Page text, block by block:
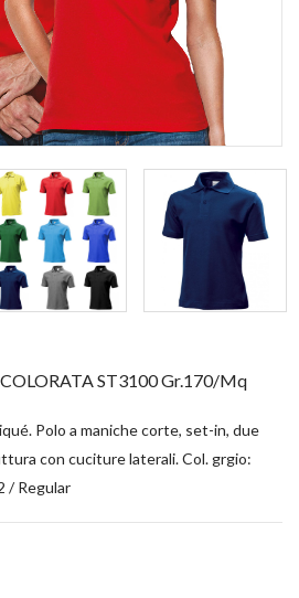
ST3100 Gr.170/mq
Polo a maniche corte, set-in, due
con cuciture laterali. Col. grgio:
/ Regular